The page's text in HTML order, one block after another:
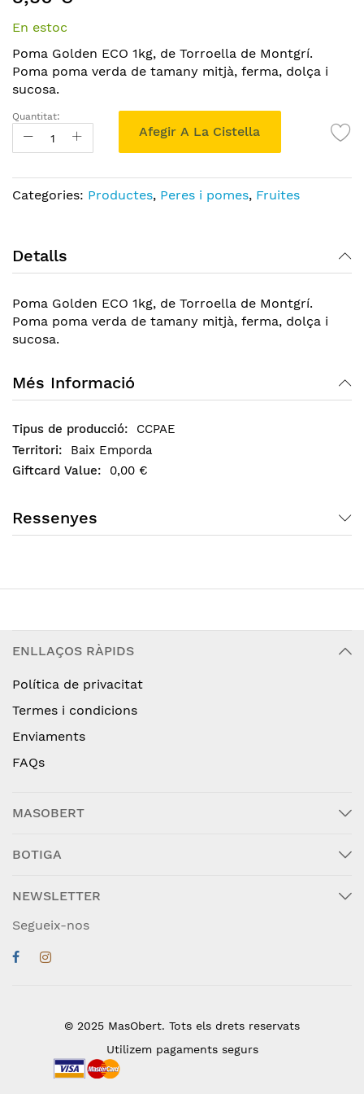
beginning
of
the
images
En estoc
Poma Golden ECO 1kg, de Torroella de Montgrí.
Poma poma verda de tamany mitjà, ferma, dolça i
sucosa.
Quantitat:
Afegir A La Cistella
Categories: Productes, Peres i pomes, Fruites
Detalls
Poma Golden ECO 1kg, de Torroella de Montgrí.
Poma poma verda de tamany mitjà, ferma, dolça i
sucosa.
Més Informació
CCPAE
Baix Emporda
0,00 €
Ressenyes
ENLLAÇOS RÀPIDS
Política de privacitat
Termes i condicions
Enviaments
FAQs
MASOBERT
BOTIGA
NEWSLETTER
Segueix-nos
© 2025 MasObert. Tots els drets reservats
Utilizem pagaments segurs